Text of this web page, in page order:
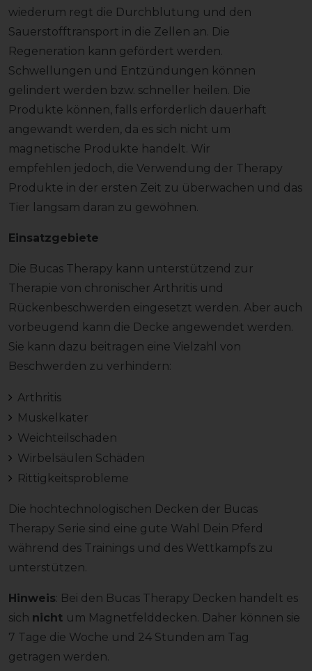
wiederum regt die Durchblutung und den
Sauerstofftransport in die Zellen an. Die
Regeneration kann gefördert werden.
Schwellungen und Entzündungen können
gelindert werden bzw. schneller heilen. Die
Produkte können, falls erforderlich dauerhaft
angewandt werden, da es sich nicht um
magnetische Produkte handelt. Wir
empfehlen jedoch, die Verwendung der Therapy
Produkte in der ersten Zeit zu überwachen und das
Tier langsam daran zu gewöhnen.
Einsatzgebiete
Die Bucas Therapy kann unterstützend zur
Therapie von chronischer Arthritis und
Rückenbeschwerden eingesetzt werden. Aber auch
vorbeugend kann die Decke angewendet werden.
Sie kann dazu beitragen eine Vielzahl von
Beschwerden zu verhindern:
Arthritis
Muskelkater
Weichteilschaden
Wirbelsäulen Schäden
Rittigkeitsprobleme
Die hochtechnologischen Decken der Bucas
Therapy Serie sind eine gute Wahl Dein Pferd
während des Trainings und des Wettkampfs zu
unterstützen.
Hinweis: Bei den Bucas Therapy Decken handelt es
sich nicht um Magnetfelddecken. Daher können sie
7 Tage die Woche und 24 Stunden am Tag
getragen werden.